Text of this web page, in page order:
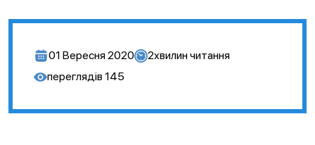
01 Вересня 2020 2хвилин читання
переглядів 145